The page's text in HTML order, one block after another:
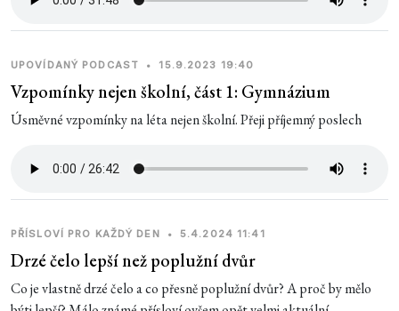
UPOVÍDANÝ PODCAST • 15.9.2023 19:40
Vzpomínky nejen školní, část 1: Gymnázium
Úsměvné vzpomínky na léta nejen školní. Přeji příjemný poslech
PŘÍSLOVÍ PRO KAŽDÝ DEN • 5.4.2024 11:41
Drzé čelo lepší než poplužní dvůr
Co je vlastně drzé čelo a co přesně poplužní dvůr? A proč by mělo